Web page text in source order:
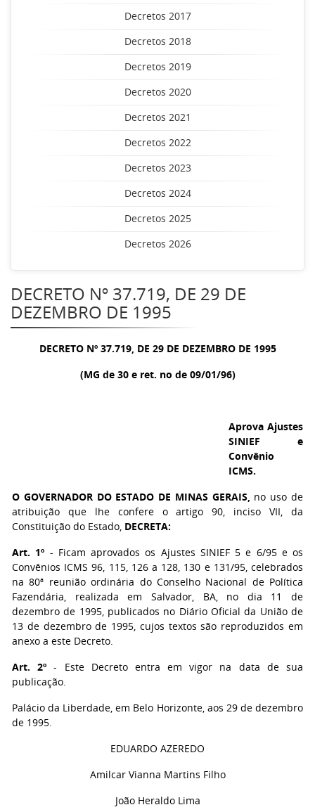
Decretos 2017
Decretos 2018
Decretos 2019
Decretos 2020
Decretos 2021
Decretos 2022
Decretos 2023
Decretos 2024
Decretos 2025
Decretos 2026
DECRETO Nº 37.719, DE 29 DE
DEZEMBRO DE 1995
DECRETO Nº 37.719, DE 29 DE DEZEMBRO DE 1995
(MG de 30 e ret. no de 09/01/96)
Aprova Ajustes
SINIEF e
Convênio
ICMS.
O GOVERNADOR DO ESTADO DE MINAS GERAIS, no uso de
atribuição que lhe confere o artigo 90, inciso VII, da
Constituição do Estado, DECRETA:
Art. 1º - Ficam aprovados os Ajustes SINIEF 5 e 6/95 e os
Convênios ICMS 96, 115, 126 a 128, 130 e 131/95, celebrados
na 80ª reunião ordinária do Conselho Nacional de Política
Fazendária, realizada em Salvador, BA, no dia 11 de
dezembro de 1995, publicados no Diário Oficial da União de
13 de dezembro de 1995, cujos textos são reproduzidos em
anexo a este Decreto.
Art. 2º - Este Decreto entra em vigor na data de sua
publicação.
Palácio da Liberdade, em Belo Horizonte, aos 29 de dezembro
de 1995.
EDUARDO AZEREDO
Amilcar Vianna Martins Filho
João Heraldo Lima